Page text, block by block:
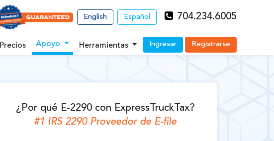
English Español 704.234.6005
Precios Apoyo Herramientas Ingresar Registrarse
¿Por qué E-2290 con ExpressTruckTax?
#1 IRS 2290 Proveedor de E-file